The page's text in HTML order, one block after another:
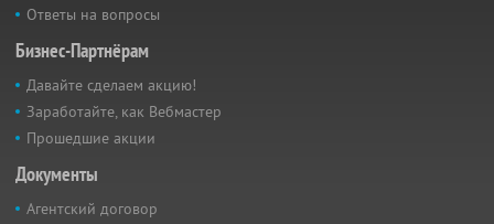
Ответы на вопросы
Бизнес-Партнёрам
Давайте сделаем акцию!
Заработайте, как Вебмастер
Прошедшие акции
Документы
Агентский договор